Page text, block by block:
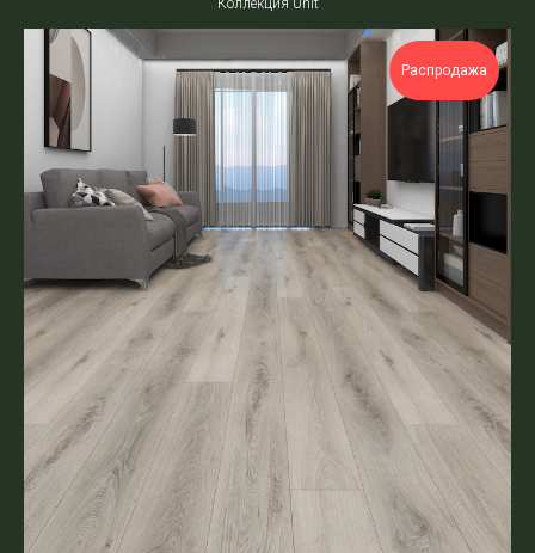
Коллекция Unit
Распродажа